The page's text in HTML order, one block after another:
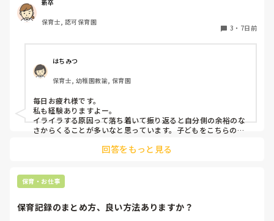
に対してイライラしてしまう事が増えてきました。何度注意
しても言うことを聞いてくれなかったり、逆に自分の指示が
があります。今はフリーとして色々なクラスに入らせて貰っ
ていますが、幼児クラスに入ると余計イライラしてしまう回
数がふえてしまいます。皆さんはこどもに対してイライラし
てしまうことはありますか？😿😿
新卒
保育士, 認可保育園
3 ・ 7日前
はちみつ
保育士, 幼稚園教諭, 保育園
毎日お疲れ様です。
私も経験ありますよー。
イライラする原因って落ち着いて振り返ると自分側の余裕のな
さからくることが多いなと思っています。子どもをこちらの思
せなきゃ)などの責任感からや、他の先生方からの視線など気に
子どもにも感情があるし、行動にら理由があると思うのでイラ
っとした時は一旦落ち着いて、どうしてこの子はこのような表
子どもを1人の人間として見ること保育者として大切な姿勢だ
回答をもっと見る
保育・お仕事
保育記録のまとめ方、良い方法ありますか？